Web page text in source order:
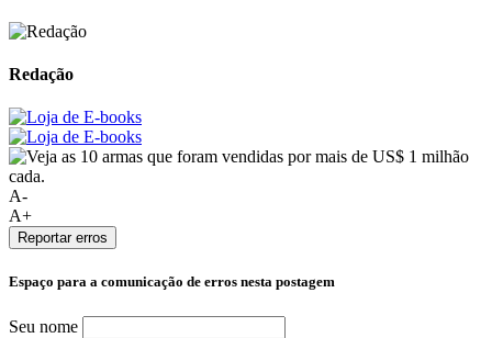
Redação
A-
A+
Reportar erros
Espaço para a comunicação de erros nesta postagem
Seu nome